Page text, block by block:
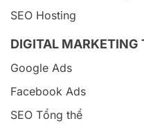
SEO Hosting
DIGITAL MARKETING
Google Ads
Facebook Ads
SEO Tổng thể